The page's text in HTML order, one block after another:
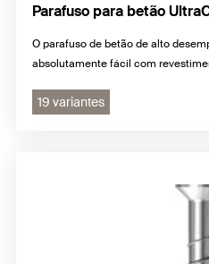
Parafuso para betão
O parafuso de betão de alto
absolutamente fácil com
19 variantes